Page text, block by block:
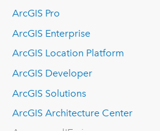
ArcGIS Pro
ArcGIS Enterprise
ArcGIS Location Platform
ArcGIS Developer
ArcGIS Solutions
ArcGIS Architecture Center